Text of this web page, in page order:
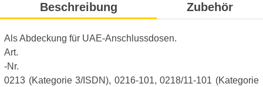
Beschreibung Zubehör
Als Abdeckung für UAE-Anschlussdosen.
Art.
-Nr.
0213 (Kategorie 3/ISDN), 0216-101, 0218/11-101 (Kategorie